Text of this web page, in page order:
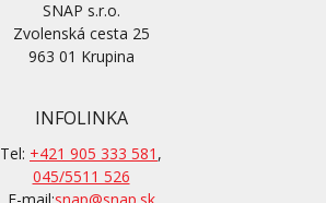
SNAP s.r.o.
Zvolenská cesta 25
963 01 Krupina
INFOLINKA
Tel: +421 905 333 581 ,
045/5511 526